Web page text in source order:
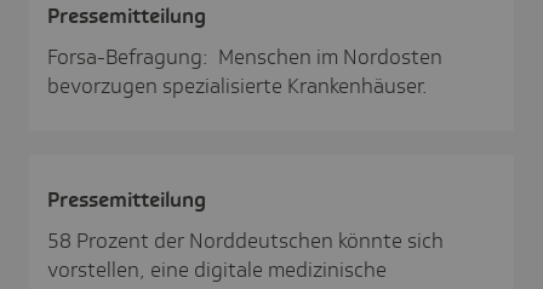
Pres­se­mit­tei­lung
Forsa-Befragung: Menschen im Nordosten
bevorzugen spezialisierte Krankenhäuser.
Pres­se­mit­tei­lung
58 Prozent der Norddeutschen könnte sich
vorstellen, eine digitale medizinische